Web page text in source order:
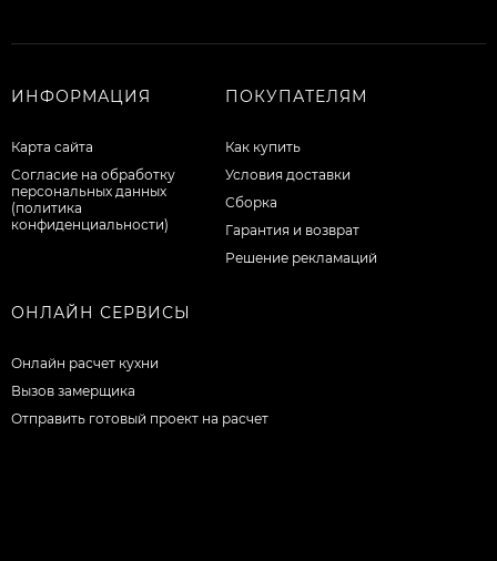
ИНФОРМАЦИЯ
Карта сайта
Согласие на обработку
персональных данных
(политика
конфиденциальности)
ПОКУПАТЕЛЯМ
Как купить
Условия доставки
Сборка
Гарантия и возврат
Решение рекламаций
ОНЛАЙН СЕРВИСЫ
Онлайн расчет кухни
Вызов замерщика
Отправить готовый проект на расчет